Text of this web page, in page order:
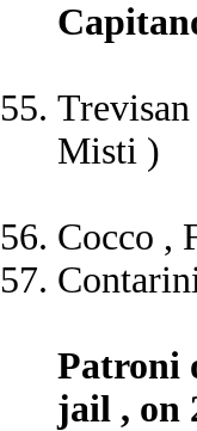
Misti )
Cocco ,
Patroni
jail , on